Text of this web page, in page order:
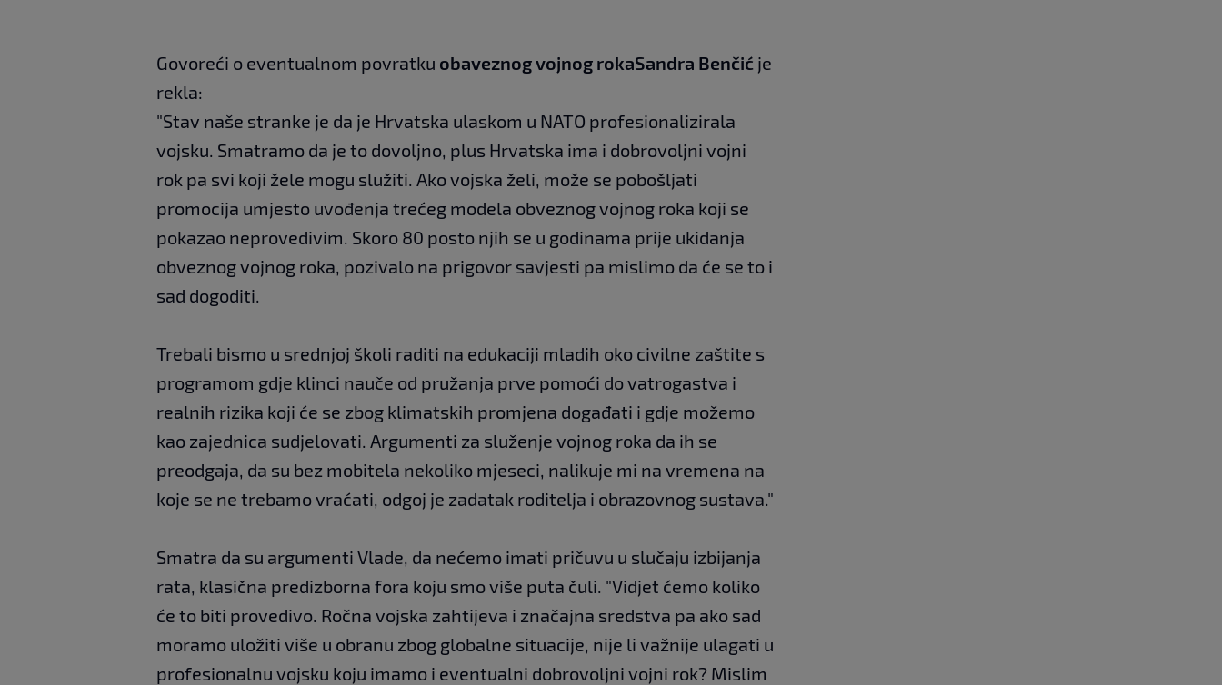
Govoreći o eventualnom povratku obaveznog vojnog rokaSandra Benčić je
rekla:
"Stav naše stranke je da je Hrvatska ulaskom u NATO profesionalizirala
vojsku. Smatramo da je to dovoljno, plus Hrvatska ima i dobrovoljni vojni
rok pa svi koji žele mogu služiti. Ako vojska želi, može se pobošljati
promocija umjesto uvođenja trećeg modela obveznog vojnog roka koji se
pokazao neprovedivim. Skoro 80 posto njih se u godinama prije ukidanja
obveznog vojnog roka, pozivalo na prigovor savjesti pa mislimo da će se to i
sad dogoditi.
Trebali bismo u srednjoj školi raditi na edukaciji mladih oko civilne zaštite s
programom gdje klinci nauče od pružanja prve pomoći do vatrogastva i
realnih rizika koji će se zbog klimatskih promjena događati i gdje možemo
kao zajednica sudjelovati. Argumenti za služenje vojnog roka da ih se
preodgaja, da su bez mobitela nekoliko mjeseci, nalikuje mi na vremena na
koje se ne trebamo vraćati, odgoj je zadatak roditelja i obrazovnog sustava."
Smatra da su argumenti Vlade, da nećemo imati pričuvu u slučaju izbijanja
rata, klasična predizborna fora koju smo više puta čuli. "Vidjet ćemo koliko
će to biti provedivo. Ročna vojska zahtijeva i značajna sredstva pa ako sad
moramo uložiti više u obranu zbog globalne situacije, nije li važnije ulagati u
profesionalnu vojsku koju imamo i eventualni dobrovoljni vojni rok? Mislim